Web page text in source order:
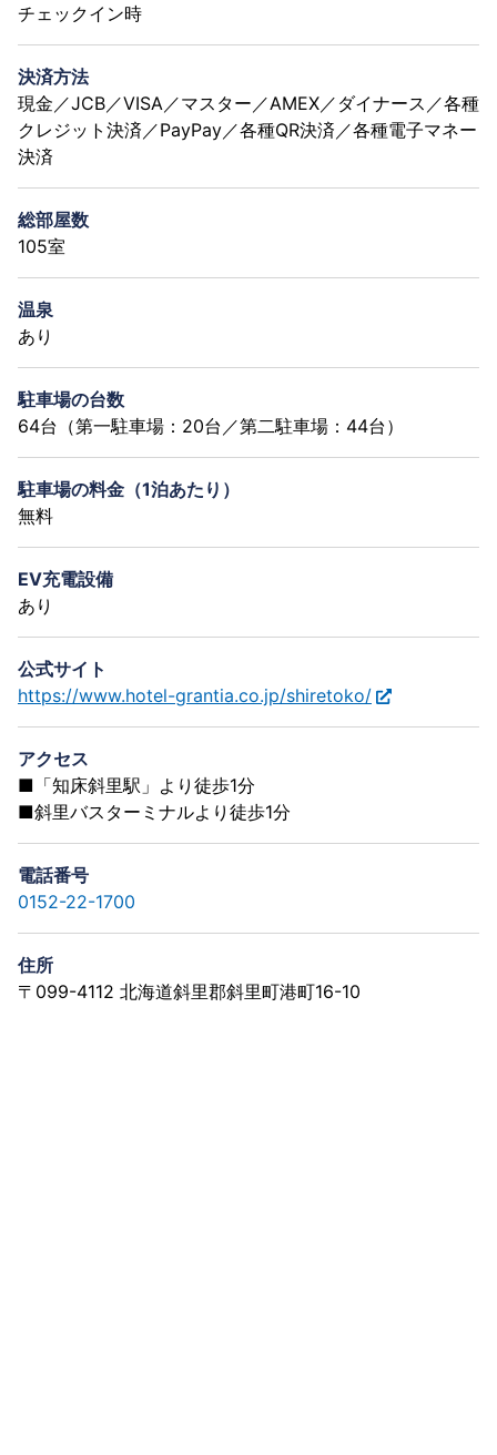
チェックイン時
決済方法
現金／JCB／VISA／マスター／AMEX／ダイナース／各種
クレジット決済／PayPay／各種QR決済／各種電子マネー
決済
総部屋数
105室
温泉
あり
駐車場の台数
64台（第一駐車場：20台／第二駐車場：44台）
駐車場の料金（1泊あたり）
無料
EV充電設備
あり
公式サイト
https://www.hotel-grantia.co.jp/shiretoko/
アクセス
■「知床斜里駅」より徒歩1分
■斜里バスターミナルより徒歩1分
電話番号
0152-22-1700
住所
〒099-4112 北海道斜里郡斜里町港町16-10